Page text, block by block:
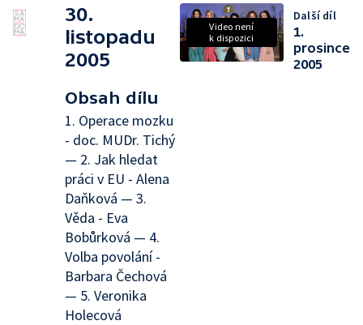
30.
listopadu
2005
Obsah dílu
1. Operace mozku
- doc. MUDr. Tichý
— 2. Jak hledat
práci v EU - Alena
Daňková — 3.
Věda - Eva
Bobůrková — 4.
Volba povolání -
Barbara Čechová
— 5. Veronika
Holecová
Video není
k dispozici
Další díl
1.
prosince
2005